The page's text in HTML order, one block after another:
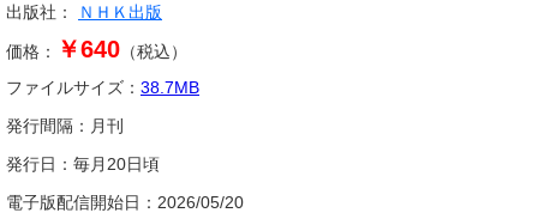
出版社： ＮＨＫ出版
価格： ￥640 （税込）
ファイルサイズ： 38.7MB
発行間隔： 月刊
発行日： 毎月20日頃
電子版配信開始日： 2026/05/20